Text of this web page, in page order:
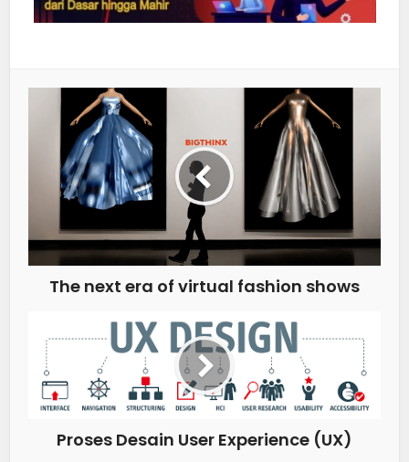
The next era of virtual fashion shows
Proses Desain User Experience (UX)